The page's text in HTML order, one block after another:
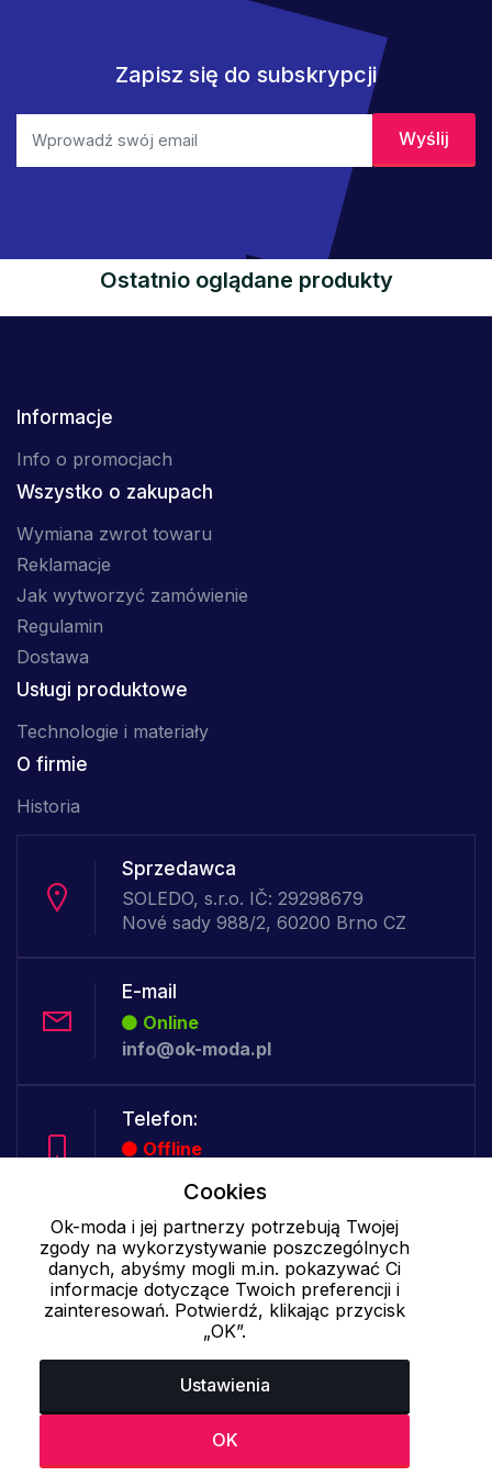
Zapisz się do subskrypcji
Ostatnio oglądane produkty
Informacje
Info o promocjach
Wszystko o zakupach
Wymiana zwrot towaru
Reklamacje
Jak wytworzyć zamówienie
Regulamin
Dostawa
Usługi produktowe
Technologie i materiały
O firmie
Historia
Sprzedawca
SOLEDO, s.r.o. IČ: 29298679
Nové sady 988/2, 60200 Brno CZ
E-mail
Online
info@ok-moda.pl
Telefon:
Offline
Cookies - szczegółowe ustawienia| Więcej informacji|Polityka
prywatności
Cookies
Ok-moda i jej partnerzy potrzebują Twojej
zgody na wykorzystywanie poszczególnych
danych, abyśmy mogli m.in. pokazywać Ci
informacje dotyczące Twoich preferencji i
zainteresowań. Potwierdź, klikając przycisk
„OK”.
Ustawienia
OK